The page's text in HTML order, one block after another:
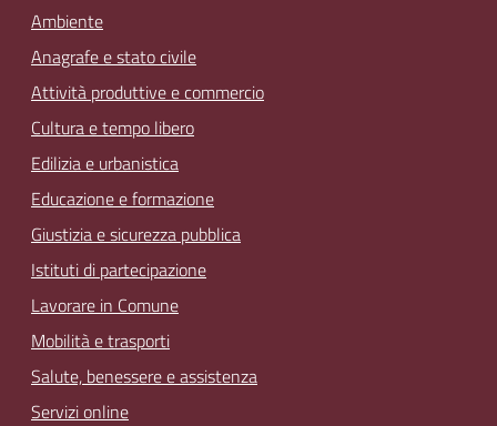
Ambiente
Anagrafe e stato civile
Attività produttive e commercio
Cultura e tempo libero
Edilizia e urbanistica
Educazione e formazione
Giustizia e sicurezza pubblica
Istituti di partecipazione
Lavorare in Comune
Mobilità e trasporti
Salute, benessere e assistenza
Servizi online